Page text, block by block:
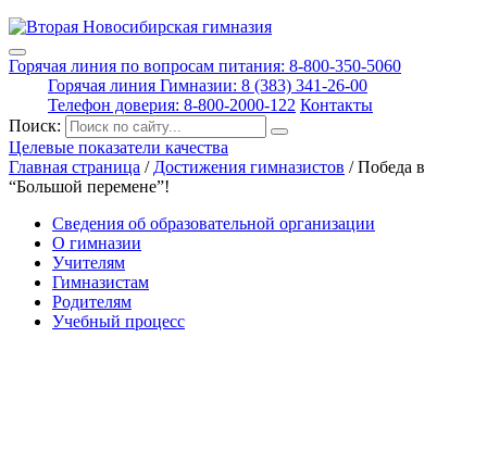
Горячая линия по вопросам питания: 8-800-350-5060
Горячая линия Гимназии: 8 (383) 341-26-00
Телефон доверия: 8-800-2000-122 Контакты
Поиск:
Целевые показатели качества
Главная страница / Достижения гимназистов /Победа в
“Большой перемене”!
Сведения об образовательной организации
О гимназии
Учителям
Гимназистам
Родителям
Учебный процесс